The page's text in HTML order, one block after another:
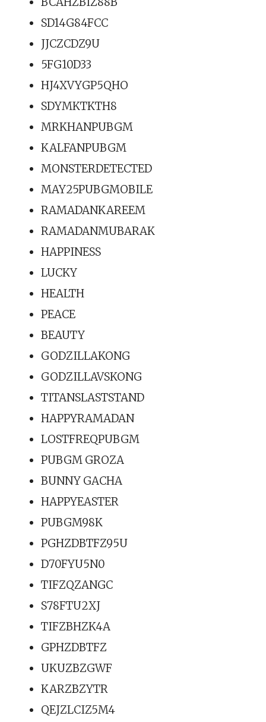
SD14G84FCC
JJCZCDZ9U
5FG10D33
HJ4XVYGP5QHO
SDYMKTKTH8
MRKHANPUBGM
KALFANPUBGM
MONSTERDETECTED
MAY25PUBGMOBILE
RAMADANKAREEM
RAMADANMUBARAK
HAPPINESS
LUCKY
HEALTH
PEACE
BEAUTY
GODZILLAKONG
GODZILLAVSKONG
TITANSLASTSTAND
HAPPYRAMADAN
LOSTFREQPUBGM
PUBGM GROZA
BUNNY GACHA
HAPPYEASTER
PUBGM98K
PGHZDBTFZ95U
D70FYU5N0
TIFZQZANGC
S78FTU2XJ
TIFZBHZK4A
GPHZDBTFZ
UKUZBZGWF
KARZBZYTR
QEJZLCIZ5M4